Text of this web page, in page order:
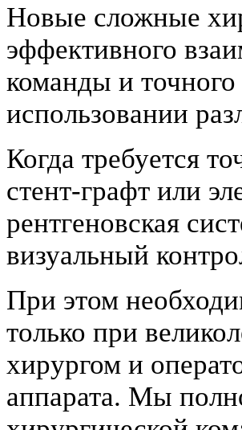
Новые сложные
эффективного
команды и
использовании
Когда требуется
стент-графт или
рентгеновская
визуальный
При этом
только при
хирургом и
аппарата. Мы